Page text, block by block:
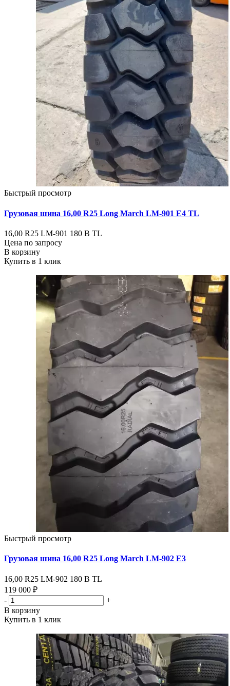
Быстрый просмотр
Грузовая шина 16,00 R25 Long March LM-901 Е4 TL
16,00 R25 LM-901 180 В ТL
Цена по запросу
В корзину
Купить в 1 клик
Быстрый просмотр
Грузовая шина 16,00 R25 Long March LM-902 Е3
16,00 R25 LM-902 180 В ТL
119 000 ₽
-
+
В корзину
Купить в 1 клик